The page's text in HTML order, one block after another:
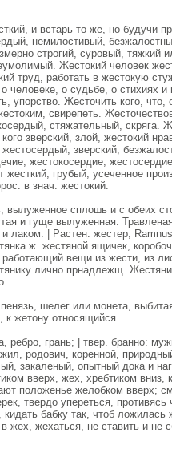
и встарь то же, но будучи
немилостивый,
строгий, суровый, тяжкий
Жестокий человек
труд, работать в жестокую
человеке, о судьбе, о стихиях
упорство. Жесточить кого,
свирепеть.
стяжательный, скряга.
зверский, злой, жестокий
зверский,
жестокосердие,
грубый; усеченное
в знач. жестокий.
сплошь и с обеих
и гуще вылуженная.
и лаком. | Растен. жестер,
ж. жестяной ящичек,
вещи из жести, из
лично прнадлежщ.
шелег или монета,
к жетону относящийся.
грань; | твер. бранно:
родович, коренной,
закаленый, опытный дока и
вверх, жех, хребтиком вниз,
положенье желобком вверх;
твердо упереться, противясь
бабку так, чтоб
жехаться, не ставить и не